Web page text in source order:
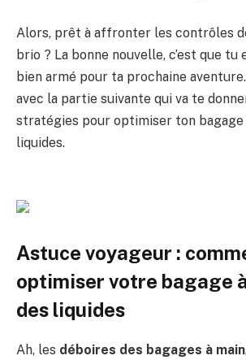
Alors, prêt à affronter les contrôles
brio ? La bonne nouvelle, c’est que tu
bien armé pour ta prochaine
avec la partie suivante qui va te
stratégies pour optimiser ton bagage
liquides.
Astuce voyageur :
optimiser votre bagage
des liquides
Ah, les déboires des bagages à main